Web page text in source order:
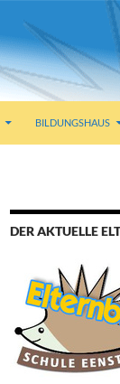
BILDUNGSHAUS
DER AKTUELLE